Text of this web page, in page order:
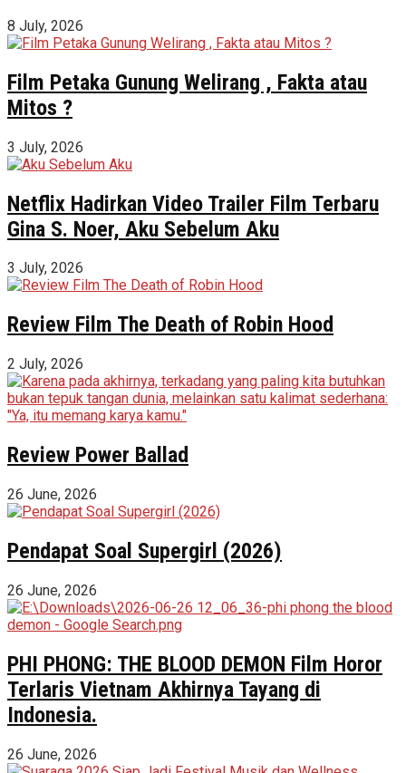
8 July, 2026
Film Petaka Gunung Welirang , Fakta atau
Mitos ?
3 July, 2026
Netflix Hadirkan Video Trailer Film Terbaru
Gina S. Noer, Aku Sebelum Aku
3 July, 2026
Review Film The Death of Robin Hood
2 July, 2026
Review Power Ballad
26 June, 2026
Pendapat Soal Supergirl (2026)
26 June, 2026
PHI PHONG: THE BLOOD DEMON Film Horor
Terlaris Vietnam Akhirnya Tayang di
Indonesia.
26 June, 2026